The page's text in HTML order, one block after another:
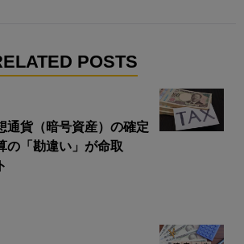
POSTS
通貨（暗号資産）の確定
の「勘違い」が命取